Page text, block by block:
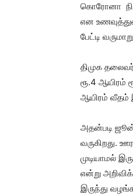
கொரோனா
என
பேட்டி
திமுக
ரூ.4 ஆயிரம்
ஆயிரம் வீதம்
அதன்படி
வருகிறது.
முடியாமல்
என்று
இருந்து